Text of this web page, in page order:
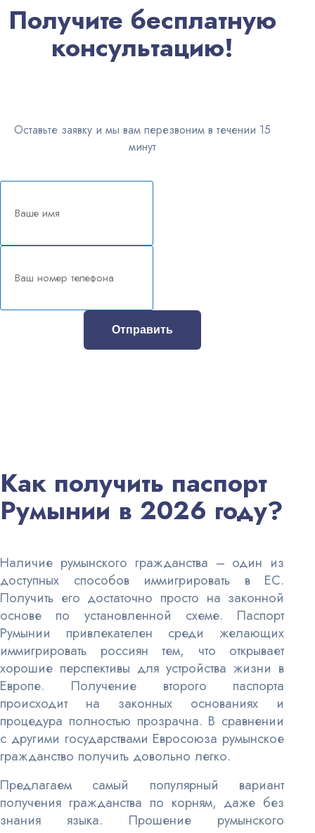
Получите бесплатную
консультацию!
Оставьте заявку и мы вам перезвоним в течении 15
минут
Отправить
Как получить паспорт
Румынии в 2026 году?
Наличие румынского гражданства – один из
доступных способов иммигрировать в ЕС.
Получить его достаточно просто на законной
основе по установленной схеме. Паспорт
Румынии привлекателен среди желающих
иммигрировать россиян тем, что открывает
хорошие перспективы для устройства жизни в
Европе. Получение второго паспорта
происходит на законных основаниях и
процедура полностью прозрачна. В сравнении
с другими государствами Евросоюза румынское
гражданство получить довольно легко.
Предлагаем самый популярный вариант
получения гражданства по корням, даже без
знания языка. Прошение румынского